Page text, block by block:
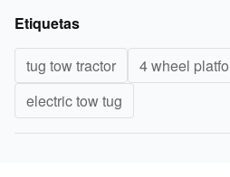
Etiquetas
tug tow tractor
4 wheel
electric tow tug